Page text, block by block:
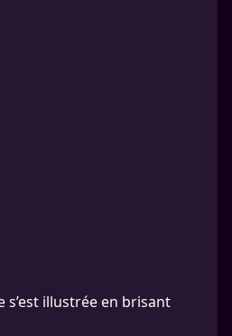
s’est illustrée en brisant